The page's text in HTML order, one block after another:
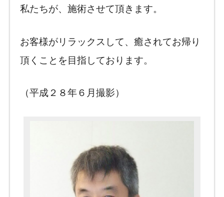
私たちが、施術させて頂きます。
お客様がリラックスして、癒されてお帰り
頂くことを目指しております。
（平成２８年６月撮影）